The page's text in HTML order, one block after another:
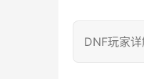
DNF玩家